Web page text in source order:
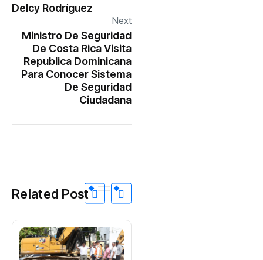
Delcy Rodríguez
Next
Ministro De Seguridad
De Costa Rica Visita
Republica Dominicana
Para Conocer Sistema
De Seguridad
Ciudadana
Related Post